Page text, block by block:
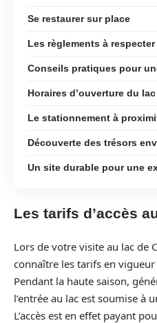
Se restaurer sur place
Les règlements à
Conseils pratiques pour
Horaires d’ouverture du
Le stationnement à
Découverte des trésors
Un site durable pour une
Les tarifs d’accès
Lors de votre visite au lac de
connaître les tarifs en
Pendant la haute saison,
l’entrée au lac est soumise à
L’accès est en effet payant